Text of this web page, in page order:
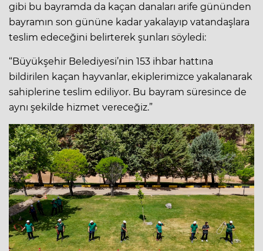
gibi bu bayramda da kaçan danaları arife gününden
bayramın son gününe kadar yakalayıp vatandaşlara
teslim edeceğini belirterek şunları söyledi:
“Büyükşehir Belediyesi’nin 153 ihbar hattına
bildirilen kaçan hayvanlar, ekiplerimizce yakalanarak
sahiplerine teslim ediliyor. Bu bayram süresince de
aynı şekilde hizmet vereceğiz.”